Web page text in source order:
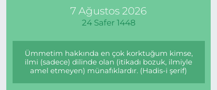
7 Ağustos 2026
24 Safer 1448
Ümmetim hakkında en çok korktuğum kimse,
ilmi (sadece) dilinde olan (itikadı bozuk, ilmiyle
amel etmeyen) münafıklardır. (Hadis-i şerif)